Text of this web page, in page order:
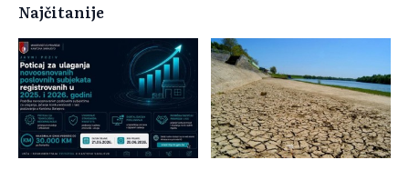
Najčitanije